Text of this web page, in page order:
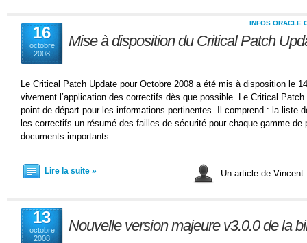
16
octobre
2008
INFOS ORACLE
Mise à disposition du Critical Patch
Le Critical Patch Update pour Octobre 2008 a été mis à disposition le
vivement l’application des correctifs dès que possible. Le Critical
point de départ pour les informations pertinentes. Il comprend : la liste
les correctifs un résumé des failles de sécurité pour chaque gamme de
documents importants
Lire la suite » Un article de
13
octobre
2008
Nouvelle version majeure v3.0.0 de la